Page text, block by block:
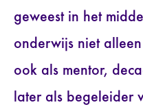
geweest in het
onderwijs niet
ook als mentor,
later als begeleider